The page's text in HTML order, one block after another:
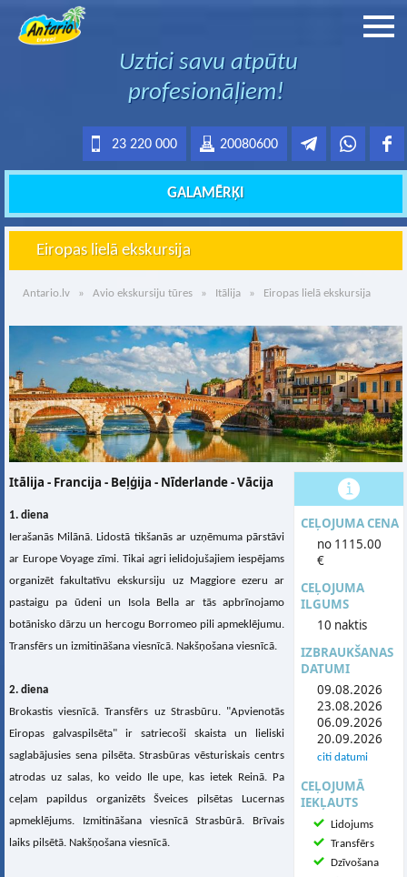
Uztici savu atpūtu
profesionāļiem!
20080600
23 220 000
GALAMĒRĶI
Eiropas lielā ekskursija
Antario.lv » Avio ekskursiju tūres » Itālija » Eiropas lielā ekskursija
CEĻOJUMA CENA
no 1115.00
€
CEĻOJUMA
ILGUMS
10 naktis
IZBRAUKŠANAS
DATUMI
09.08.2026
23.08.2026
06.09.2026
20.09.2026
citi datumi
CEĻOJUMĀ
IEKĻAUTS
Lidojums
Transfērs
Dzīvošana
Itālija - Francija - Beļģija - Nīderlande - Vācija
1. diena
Ierašanās Milānā. Lidostā tikšanās ar uzņēmuma pārstāvi
ar Europe Voyage zīmi. Tikai agri ielidojušajiem iespējams
organizēt fakultatīvu ekskursiju uz Maggiore ezeru ar
pastaigu pa ūdeni un Isola Bella ar tās apbrīnojamo
botānisko dārzu un hercogu Borromeo pili apmeklējumu.
Transfērs un izmitināšana viesnīcā. Nakšņošana viesnīcā.
2. diena
Brokastis viesnīcā. Transfērs uz Strasbūru. "Apvienotās
Eiropas galvaspilsēta" ir satriecoši skaista un lieliski
saglabājusies sena pilsēta. Strasbūras vēsturiskais centrs
atrodas uz salas, ko veido Ile upe, kas ietek Reinā. Pa
ceļam papildus organizēts Šveices pilsētas Lucernas
apmeklējums. Izmitināšana viesnīcā Strasbūrā. Brīvais
laiks pilsētā. Nakšņošana viesnīcā.